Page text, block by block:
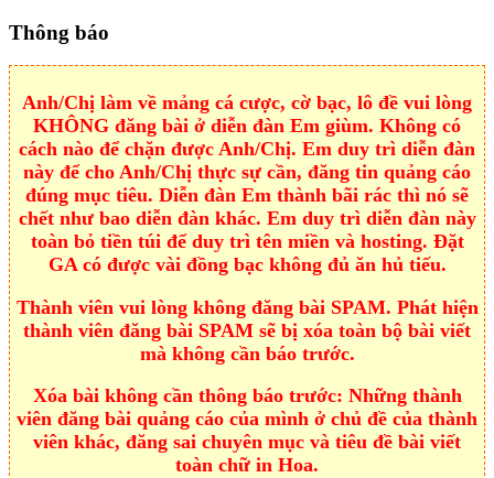
Thông báo
Anh/Chị làm về mảng cá cược, cờ bạc, lô đề vui lòng
KHÔNG đăng bài ở diễn đàn Em giùm. Không có
cách nào để chặn được Anh/Chị. Em duy trì diễn đàn
này để cho Anh/Chị thực sự cần, đăng tin quảng cáo
đúng mục tiêu. Diễn đàn Em thành bãi rác thì nó sẽ
chết như bao diễn đàn khác. Em duy trì diễn đàn này
toàn bỏ tiền túi để duy trì tên miền và hosting. Đặt
GA có được vài đồng bạc không đủ ăn hủ tiếu.
Thành viên vui lòng không đăng bài SPAM. Phát hiện
thành viên đăng bài SPAM sẽ bị xóa toàn bộ bài viết
mà không cần báo trước.
Xóa bài không cần thông báo trước: Những thành
viên đăng bài quảng cáo của mình ở chủ đề của thành
viên khác, đăng sai chuyên mục và tiêu đề bài viết
toàn chữ in Hoa.